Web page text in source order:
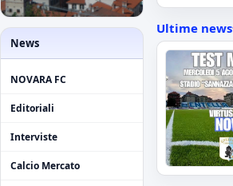
News
NOVARA FC
Editoriali
Interviste
Calcio Mercato
Ultime news